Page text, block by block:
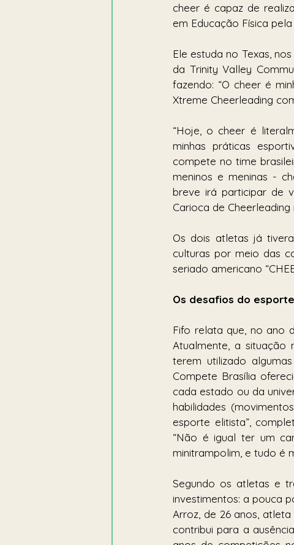
cheer é capaz de
em Educação Física
Ele estuda no Texas,
da Trinity Valley
fazendo: “O cheer é
Xtreme Cheerleading
“Hoje, o cheer é
minhas práticas
compete no time
meninos e meninas -
breve irá participar de
Carioca de
Os dois atletas já
culturas por meio das
seriado americano
Os desafios do esporte
Fifo relata que, no ano
Atualmente, a
terem utilizado
Compete Brasília
cada estado ou da
habilidades
esporte elitista”,
“Não é igual ter um
minitrampolim, e tudo é
Segundo os atletas e
investimentos: a pouca
Arroz, de 26 anos,
contribui para a